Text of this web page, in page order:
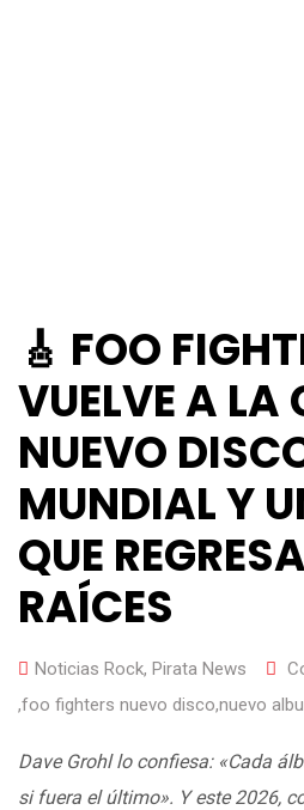
🎸 FOO
VUELVE A LA
NUEVO
MUNDIAL Y
QUE
RAÍCES
Noticias Rock, Pirata News
,foo fighters nuevo disco,nuevo
Dave Grohl lo confiesa: «Cada
si fuera el último». Y este 2026,